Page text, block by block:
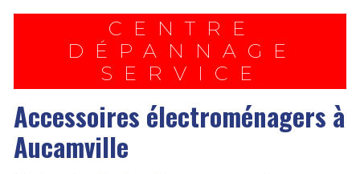
CENTRE
DÉPANNAGE
SERVICE
accessoires électroménagers à
Aucamville